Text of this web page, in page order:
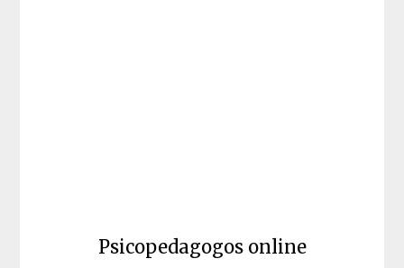
Psicopedagogos online